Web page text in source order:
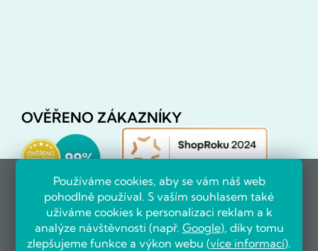
Používáme cookies, aby se vám náš web
pohodlně používal. S vaším souhlasem také
užíváme cookies k personalizaci reklam a k
analýze návštěvnosti (např. Google), díky tomu
zlepšujeme funkce a výkon webu (více informací).
OVĚŘENO ZÁKAZNÍKY
Už více než 5000 zákazníků nás doporučuje na základě recenzí
na portálu Heureka.cz.
Zobrazit více než 5000 recenzí na Heureka.cz
Recenze zákazníků z Heureky